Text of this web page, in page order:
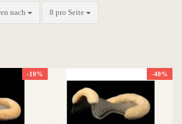
nach 8 pro Seite
-10% -40%